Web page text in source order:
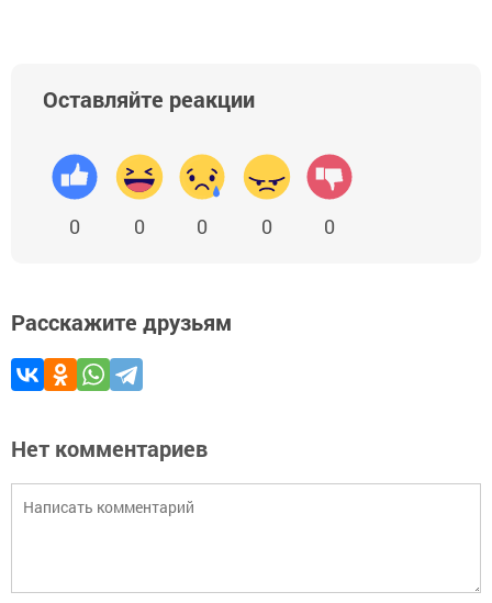
Оставляйте реакции
0 0 0 0 0
Расскажите друзьям
Нет комментариев